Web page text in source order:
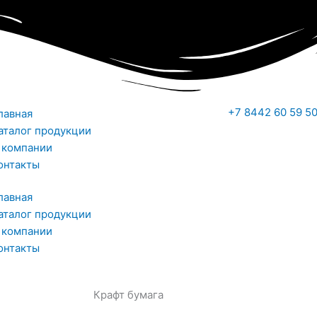
продукции
продукции
+7 8442 60 59 50
Крафт бумага